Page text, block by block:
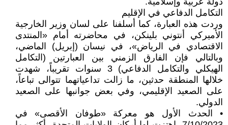
التكامل الدفاعي في الإقليم
وردت هذه العبارة، كما أسلفنا على لسان وزير الخارجية
الأميركي أنتوني بلينكن، في محاضرته أمام «المنتدى
الاقتصادي في الرياض»، في نيسان (إبريل) الماضي،
وبالتالي فإن الفارق الزمني بين العبارتين (التكامل
الهيكلي والتكامل الدفاعي) 3 سنوات تقريباً، شهدت
خلالها المنطقة حدثين، ما زالت تداعياتهما تتوالى تباعاً،
على الصعيد الإقليمي، وفي بعض جوانبها على الصعيد
الدولي.
• الحدث الأول هو معركة «طوفان الأقصى» في